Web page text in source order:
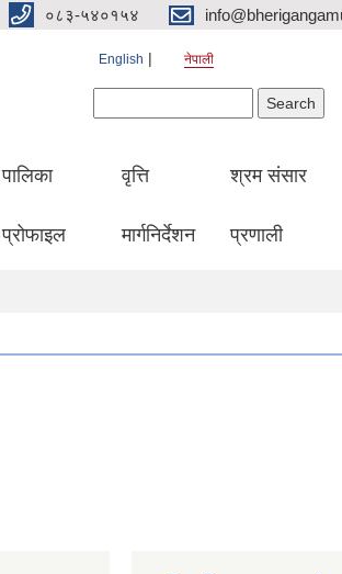
०८३-५४०१५४
English नेपाली
पालिका
प्रोफाइल
वृत्ति
मार्गनिर्देशन
श्रम संसार
प्रणाली